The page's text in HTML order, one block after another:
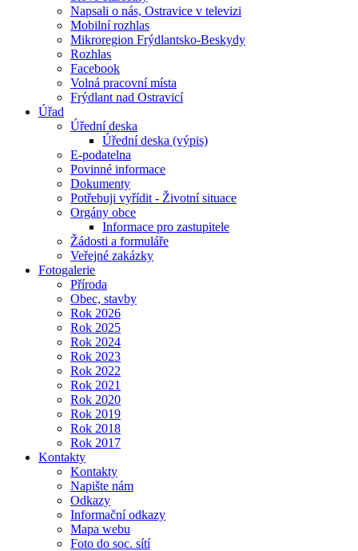
Napsali o nás, Ostravice v televizi
Mobilní rozhlas
Mikroregion Frýdlantsko-Beskydy
Rozhlas
Facebook
Volná pracovní místa
Frýdlant nad Ostravicí
Úřad
Úřední deska
Úřední deska (výpis)
E-podatelna
Povinné informace
Dokumenty
Potřebuji vyřídit - Životní situace
Orgány obce
Informace pro zastupitele
Žádosti a formuláře
Veřejné zakázky
Fotogalerie
Příroda
Obec, stavby
Rok 2026
Rok 2025
Rok 2024
Rok 2023
Rok 2022
Rok 2021
Rok 2020
Rok 2019
Rok 2018
Rok 2017
Kontakty
Kontakty
Napište nám
Odkazy
Informační odkazy
Mapa webu
Foto do soc. sítí